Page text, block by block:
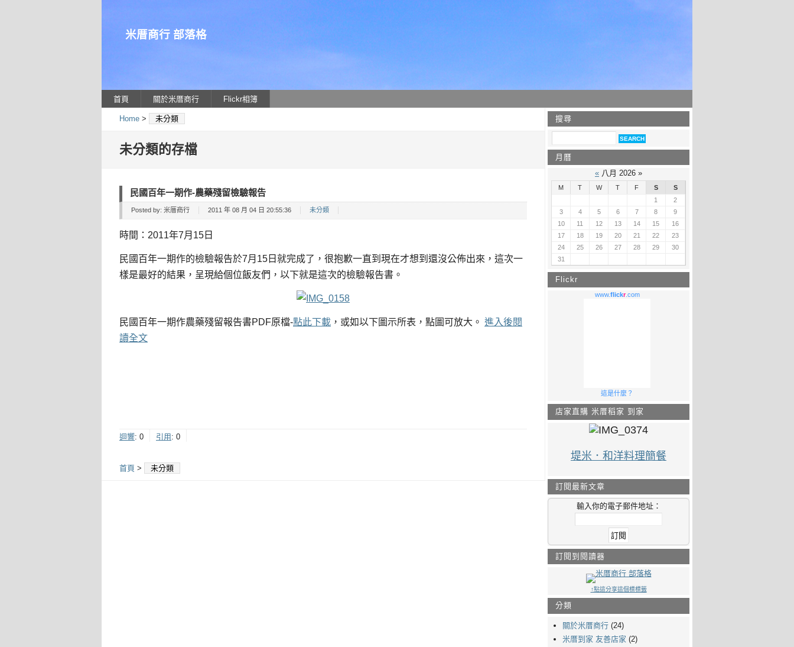
米厝商行 部落格
首頁 關於米厝商行 Flickr相簿
Home > 未分類
未分類的存檔
民國百年一期作-農藥殘留檢驗報告
Posted by: 米厝商行 2011 年 08 月 04 日 20:55:36 未分類
時間：2011年7月15日
民國百年一期作的檢驗報告於7月15日就完成了，很抱歉一直到現在才想到還沒公佈出來，這次一
樣是最好的結果，呈現給個位飯友們，以下就是這次的檢驗報告書。
民國百年一期作農藥殘留報告書PDF原檔-點此下載 ，或如以下圖示所表，點圖可放大。 進入後閱
讀全文
迴響: 0 引用: 0
首頁 > 未分類
搜尋
月曆
« 八月 2026 »
M T W T F S
S
1
2
3
4 5 6 7 8
9
10
11 12 13 14 15
16
17
18 19 20 21 22
23
24
25 26 27 28 29
30
31
Flickr
www.flickr.com
這是什麼？
店家直購 米厝稻家 到家
堤米．和洋料理簡餐
訂閱最新文章
輸入你的電子郵件地址：
訂閱到閱讀器
↑點這分享這個標標籤
分類
關於米厝商行 (24)
米厝到家 友善店家 (2)